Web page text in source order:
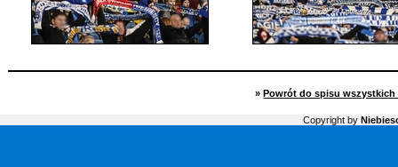
» Powrót do spisu wszystkich
Copyright by